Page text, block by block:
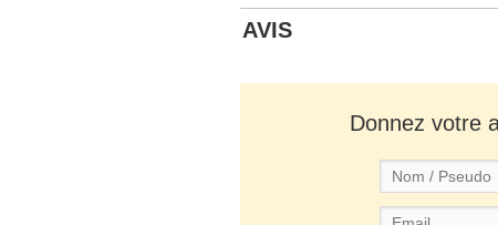
AVIS
Donnez votre